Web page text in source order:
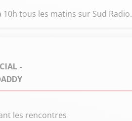
tous les matins sur Sud Radio.
-
les rencontres